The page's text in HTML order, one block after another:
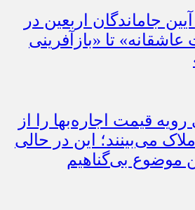
جاماندگان اربعین در
تا «بازآفرینی
قیمت اجاره‌بها را از
می‌بینند؛ این در حالی
موضوع بی‌گناهیم